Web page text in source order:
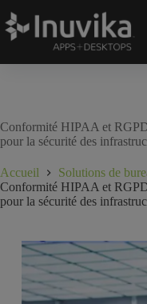
Conformité HIPAA et
pour la sécurité des
Accueil
Solutions de
Conformité HIPAA et
pour la sécurité des